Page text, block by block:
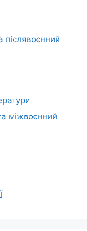
післявоєнний
міжвоєнний